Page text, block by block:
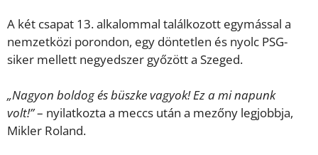
A két csapat 13. alkalommal találkozott egymással a
nemzetközi porondon, egy döntetlen és nyolc PSG-
siker mellett negyedszer győzött a Szeged.
„Nagyon boldog és büszke vagyok! Ez a mi napunk
volt!”– nyilatkozta a meccs után a mezőny legjobbja,
Mikler Roland.